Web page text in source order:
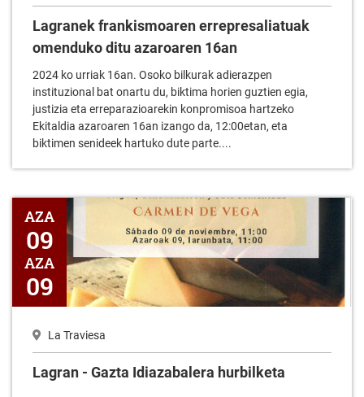
Lagranek frankismoaren errepresaliatuak
omenduko ditu azaroaren 16an
2024 ko urriak 16an. Osoko bilkurak adierazpen
instituzional bat onartu du, biktima horien guztien egia,
justizia eta erreparazioarekin konpromisoa hartzeko
Ekitaldia azaroaren 16an izango da, 12:00etan, eta
biktimen senideek hartuko dute parte....
Lagran - Gazta Idiazabalera hurbilketa
AZA
09
AZA
09
La Traviesa
Lagran - Gazta Idiazabalera hurbilketa